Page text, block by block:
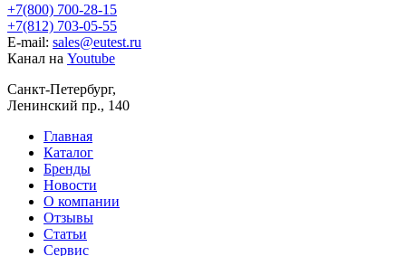
+7(800) 700-28-15
+7(812) 703-05-55
E-mail: sales@eutest.ru
Канал на Youtube
Санкт-Петербург,
Ленинский пр., 140
Главная
Каталог
Бренды
Новости
О компании
Отзывы
Статьи
Сервис